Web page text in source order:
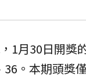
1月30日開獎
。本期頭獎